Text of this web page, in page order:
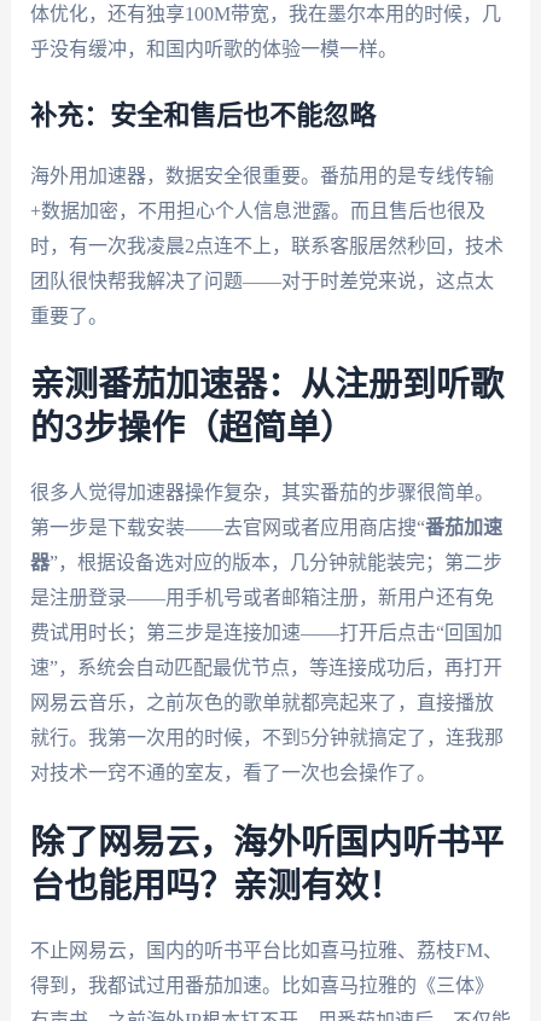
体优化，还有独享100M带宽，我在墨尔本用的时候，几
乎没有缓冲，和国内听歌的体验一模一样。
补充：安全和售后也不能忽略
海外用加速器，数据安全很重要。番茄用的是专线传输
+数据加密，不用担心个人信息泄露。而且售后也很及
时，有一次我凌晨2点连不上，联系客服居然秒回，技术
团队很快帮我解决了问题——对于时差党来说，这点太
重要了。
亲测番茄加速器：从注册到听歌
的3步操作（超简单）
很多人觉得加速器操作复杂，其实番茄的步骤很简单。
第一步是下载安装——去官网或者应用商店搜“番茄加速
器”，根据设备选对应的版本，几分钟就能装完；第二步
是注册登录——用手机号或者邮箱注册，新用户还有免
费试用时长；第三步是连接加速——打开后点击“回国加
速”，系统会自动匹配最优节点，等连接成功后，再打开
网易云音乐，之前灰色的歌单就都亮起来了，直接播放
就行。我第一次用的时候，不到5分钟就搞定了，连我那
对技术一窍不通的室友，看了一次也会操作了。
除了网易云，海外听国内听书平
台也能用吗？亲测有效！
不止网易云，国内的听书平台比如喜马拉雅、荔枝FM、
得到，我都试过用番茄加速。比如喜马拉雅的《三体》